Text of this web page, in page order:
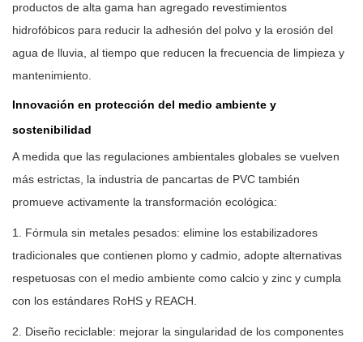
productos de alta gama han agregado revestimientos
hidrofóbicos para reducir la adhesión del polvo y la erosión del
agua de lluvia, al tiempo que reducen la frecuencia de limpieza y
mantenimiento.
Innovación en protección del medio ambiente y
sostenibilidad
A medida que las regulaciones ambientales globales se vuelven
más estrictas, la industria de pancartas de PVC también
promueve activamente la transformación ecológica:
1. Fórmula sin metales pesados: elimine los estabilizadores
tradicionales que contienen plomo y cadmio, adopte alternativas
respetuosas con el medio ambiente como calcio y zinc y cumpla
con los estándares RoHS y REACH.
2. Diseño reciclable: mejorar la singularidad de los componentes